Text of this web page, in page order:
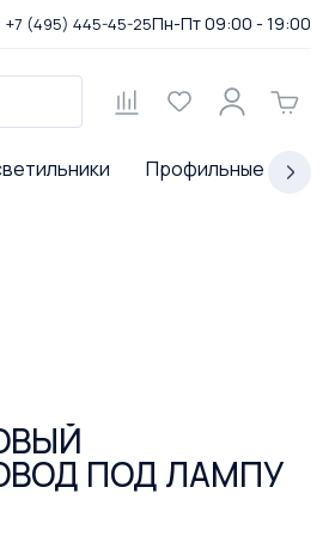
+7 (495) 445-45-25Пн-Пт 09:00 - 19:00
Профильные
ПОД ЛАМПУ